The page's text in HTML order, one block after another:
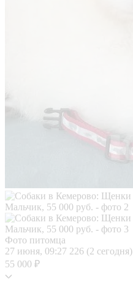
Фото питомца
27 июня, 09:27 226 (2 сегодня)
55 000 ₽